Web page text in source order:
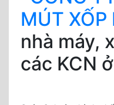
nhà máy,
các KCN